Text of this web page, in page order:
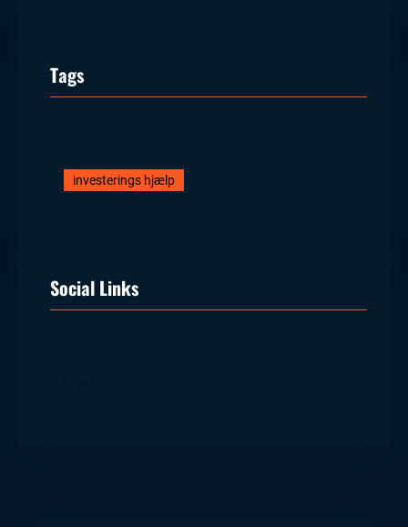
Tags
investerings hjælp
Social Links